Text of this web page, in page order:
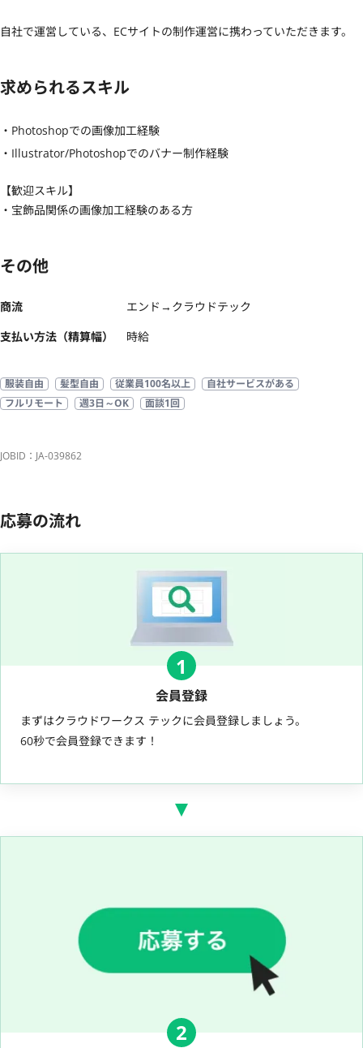
自社で運営している、ECサイトの制作運営に携わっていただきます。
求められるスキル
・Photoshopでの画像加工経験
・Illustrator/Photoshopでのバナー制作経験
【歓迎スキル】
・宝飾品関係の画像加工経験のある方
その他
商流
エンド→クラウドテック
支払い方法（精算幅）
時給
服装自由 髪型自由 従業員100名以上
自社サービスがある
フルリモート
週3日～OK 面談1回
JOBID：JA-039862
応募の流れ
1
会員登録
まずはクラウドワークス テックに会員登録しましょう。
60秒で会員登録できます！
2